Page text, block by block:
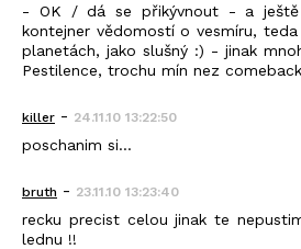
- OK / dá se přikývnout - a ještě
kontejner vědomostí o vesmíru,
planetách, jako slušný :) - jinak
Pestilence, trochu mín nez
killer - 24.11.10 13:22:50
poschanim si...
bruth - 23.11.10 13:23:40
recku precist celou jinak te
lednu !!